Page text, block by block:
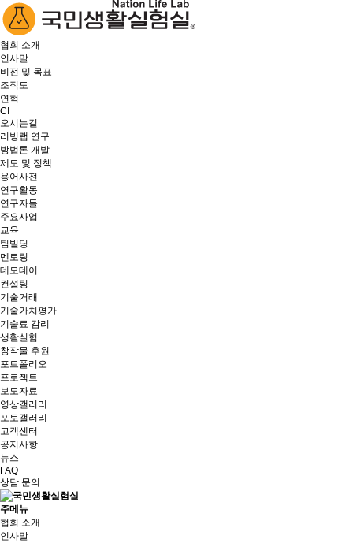
협회 소개
인사말
비전 및 목표
조직도
연혁
CI
오시는길
리빙랩 연구
방법론 개발
제도 및 정책
용어사전
연구활동
연구자들
주요사업
교육
팀빌딩
멘토링
데모데이
컨설팅
기술거래
기술가치평가
기술료 감리
생활실험
창작물 후원
포트폴리오
프로젝트
보도자료
영상갤러리
포토갤러리
고객센터
공지사항
뉴스
FAQ
상담 문의
주메뉴
협회 소개
인사말